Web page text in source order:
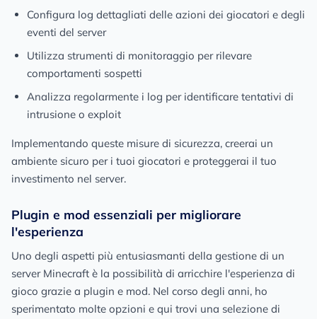
Configura log dettagliati delle azioni dei giocatori e degli
eventi del server
Utilizza strumenti di monitoraggio per rilevare
comportamenti sospetti
Analizza regolarmente i log per identificare tentativi di
intrusione o exploit
Implementando queste misure di sicurezza, creerai un
ambiente sicuro per i tuoi giocatori e proteggerai il tuo
investimento nel server.
Plugin e mod essenziali per migliorare
l'esperienza
Uno degli aspetti più entusiasmanti della gestione di un
server Minecraft è la possibilità di arricchire l'esperienza di
gioco grazie a plugin e mod. Nel corso degli anni, ho
sperimentato molte opzioni e qui trovi una selezione di